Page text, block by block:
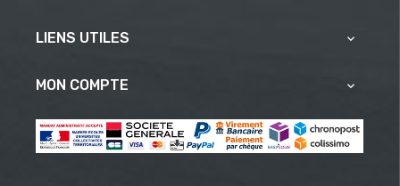
LIENS UTILES 
MON COMPTE 